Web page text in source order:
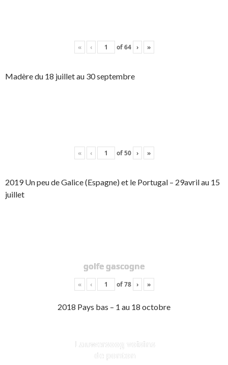
« ‹ of64 › »
Madère du 18 juillet au 30 septembre
« ‹ of50 › »
2019 Un peu de Galice (Espagne) et le Portugal – 29avril au 15
juillet
golfe gascogne
« ‹ of78 › »
2018 Pays bas – 1 au 18 octobre
Lauwersoog voisins
de ponton